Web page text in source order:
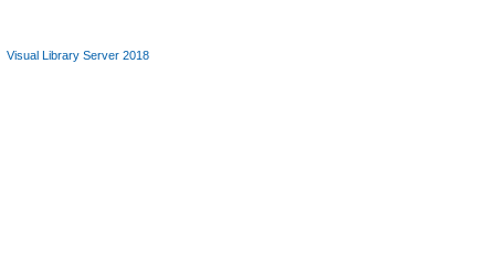
Visual Library Server 2018